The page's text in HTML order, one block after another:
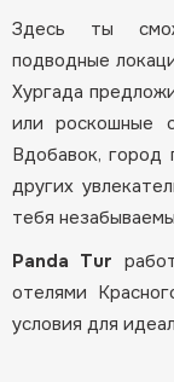
Здесь ты
подводные
Хургада
или роскошные
Вдобавок, город
других
тебя
Panda Tur
отелями
условия для